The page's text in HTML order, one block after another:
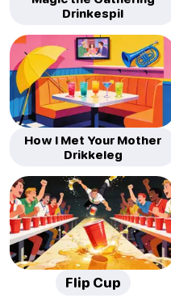
Drinkespil
How I Met Your Mother
Drikkeleg
Flip Cup